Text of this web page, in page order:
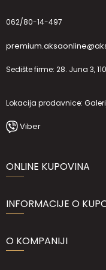
062/80-14-497
Sedište firme: 28. Juna 3,
Lokacija prodavnice:
Viber
ONLINE KUPOVINA
INFORMACIJE O
O KOMPANIJI